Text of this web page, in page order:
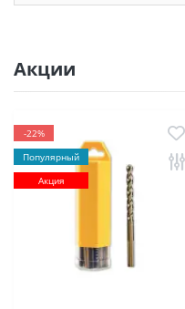
Акции
-22%
Популярный
Акция